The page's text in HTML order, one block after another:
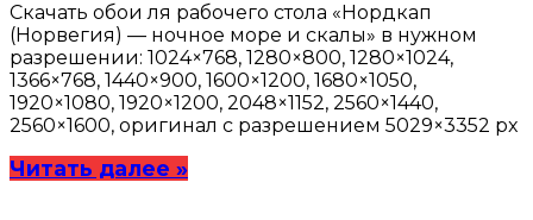
Скачать обои ля рабочего стола «Нордкап
(Норвегия) — ночное море и скалы» в нужном
разрешении: 1024×768, 1280×800, 1280×1024,
1366×768, 1440×900, 1600×1200, 1680×1050,
1920×1080, 1920×1200, 2048×1152, 2560×1440,
2560×1600, оригинал с разрешением 5029×3352 px
Читать далее »